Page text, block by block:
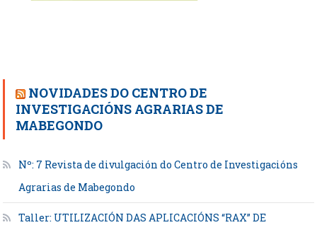
NOVIDADES DO CENTRO DE
INVESTIGACIÓNS AGRARIAS DE
MABEGONDO
Nº: 7 Revista de divulgación do Centro de Investigacións
Agrarias de Mabegondo
Taller: UTILIZACIÓN DAS APLICACIÓNS “RAX” DE